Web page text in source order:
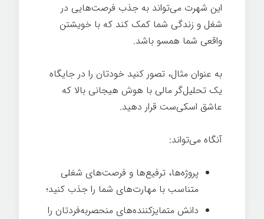
این شهرت می‌تواند به جذب فرصت‌هایی در
شغل و زندگی شما کمک کند که با خویشتن
واقعی شما همسو باشد.
به عنوان مثال، تصور کنید خودتان را در جایگاه
یک تحلیل‌گر مالی با هوش هیجانی بالا که
عاشق اسکی‌ست قرار دهید.
آنگاه می‌تواند:
پروژه‌ها، ترفیع‌ها و فرصت‌های شغلی
متناسب با مهارت‌های شما را جذب کنيد؛
دانش متمایزکننده‌های منحصربه‌فردتان را